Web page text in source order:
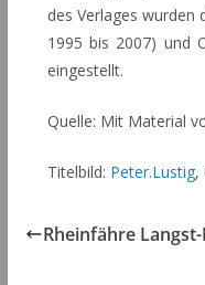
des Verlages wurden
1995 bis 2007) und
eingestellt.
Quelle: Mit Material
Titelbild: Peter.Lustig,
Rheinfähre